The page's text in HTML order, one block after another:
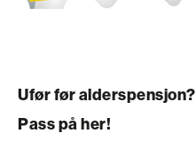
Ufør før alderspensjon?
Pass på her!